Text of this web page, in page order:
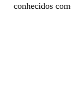
conhecidos